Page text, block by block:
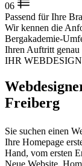
06
Passend für Ihre
Wir kennen die
Bergakademie-
Ihren Auftritt genau
IHR
Freiberg
Sie suchen einen
Ihre Homepage
Hand, vom ersten